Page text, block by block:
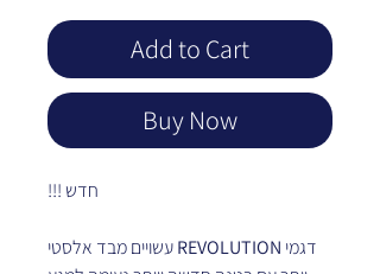
Add to Cart
Buy Now
חדש !!!
דגמי REVOLUTIONעשויים מבד אלסטי